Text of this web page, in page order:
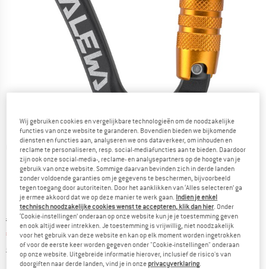
Gedetailleerde foto's
Oorspronkelijke prijs :
€ 24,95
Prijs:
€ 19,96 incl. BTW
excl. VerzendkostenInformatie over de verzendkosten. Opent in een
Wij gebruiken cookies en vergelijkbare technologieën om de noodzakelijke
functies van onze website te garanderen. Bovendien bieden we bijkomende
diensten en functies aan, analyseren we ons dataverkeer, om inhouden en
reclame te personaliseren, resp. social-mediafuncties aan te bieden. Daardoor
zijn ook onze social-media-, reclame- en analysepartners op de hoogte van je
gebruik van onze website. Sommige daarvan bevinden zich in derde landen
zonder voldoende garanties om je gegevens te beschermen, bijvoorbeeld
tegen toegang door autoriteiten. Door het aanklikken van ‘Alles selecteren’ ga
je ermee akkoord dat we op deze manier te werk gaan. Indien je enkel
technisch noodzakelijke cookies wenst te accepteren, klik dan hier. Onder
‘Cookie-instellingen’ onderaan op onze website kun je je toestemming geven
en ook altijd weer intrekken. Je toestemming is vrijwillig, niet noodzakelijk
voor het gebruik van deze website en kan op elk moment worden ingetrokken
of voor de eerste keer worden gegeven onder "Cookie-instellingen" onderaan
op onze website. Uitgebreide informatie hierover, inclusief de risico's van
doorgiften naar derde landen, vind je in onze privacyverklaring.